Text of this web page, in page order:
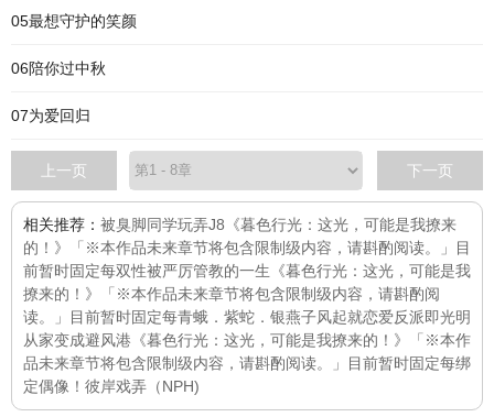
05最想守护的笑颜
06陪你过中秋
07为爱回归
上一页 下一页
相关推荐： 被臭脚同学玩弄J8 《暮色行光：这光，可能是我撩来
的！》「※本作品未来章节将包含限制级内容，请斟酌阅读。」目
前暂时固定每双性被严厉管教的一生 《暮色行光：这光，可能是我
撩来的！》「※本作品未来章节将包含限制级内容，请斟酌阅
读。」目前暂时固定每青蛾．紫蛇．银燕子风起就恋爱反派即光明
从家变成避风港 《暮色行光：这光，可能是我撩来的！》「※本作
品未来章节将包含限制级内容，请斟酌阅读。」目前暂时固定每绑
定偶像！ 彼岸戏弄（NPH)